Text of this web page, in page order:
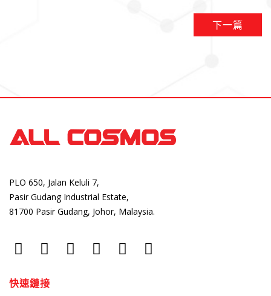
下一篇
PLO 650, Jalan Keluli 7,
Pasir Gudang Industrial Estate,
81700 Pasir Gudang, Johor, Malaysia.
快速鏈接